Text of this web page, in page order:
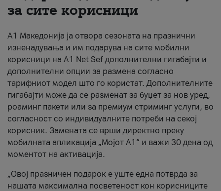
#ПодобарОнлајн
за сите корисници
А1 Македонија ја отвора сезоната на празнични
изненадувања и им подарува на сите мобилни
корисници на A1 Net Sef дополнителни гигабајти и
дополнителни опции за размена согласно
тарифниот модел што го користат. Дополнителните
гигабајти може да се разменат за буџет за нов уред,
роаминг пакети или за премиум стриминг услуги, во
согласност со индивидуалните потреби на секој
корисник. Замената се врши директно преку
мобилната апликација „Мојот А1“ и важи 30 дена од
моментот на активација.
„Овој празничен подарок е уште една потврда за
нашата максимална посветеност кон корисниците